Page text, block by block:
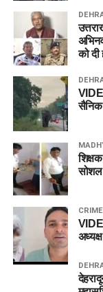
को
सैनिक
सोशल
CRIME